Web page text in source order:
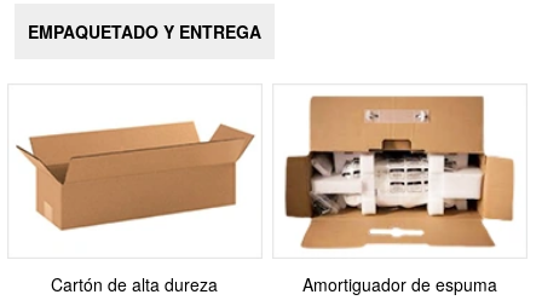
EMPAQUETADO Y ENTREGA
Cartón de alta dureza
Amortiguador de espuma